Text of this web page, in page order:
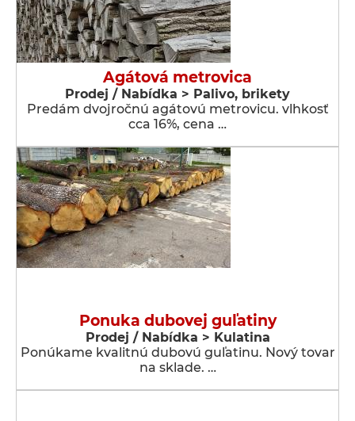
Agátová metrovica
Prodej / Nabídka > Palivo, brikety
Predám dvojročnú agátovú metrovicu. vlhkosť
cca 16%, cena …
Ponuka dubovej guľatiny
Prodej / Nabídka > Kulatina
Ponúkame kvalitnú dubovú guľatinu. Nový tovar
na sklade. …